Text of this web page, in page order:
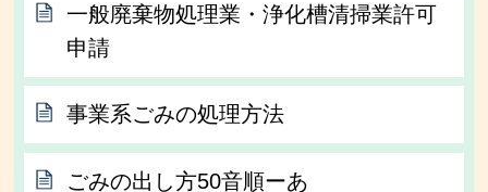
一般廃棄物処理業・浄化槽清掃業許可
申請
事業系ごみの処理方法
ごみの出し方50音順ーあ